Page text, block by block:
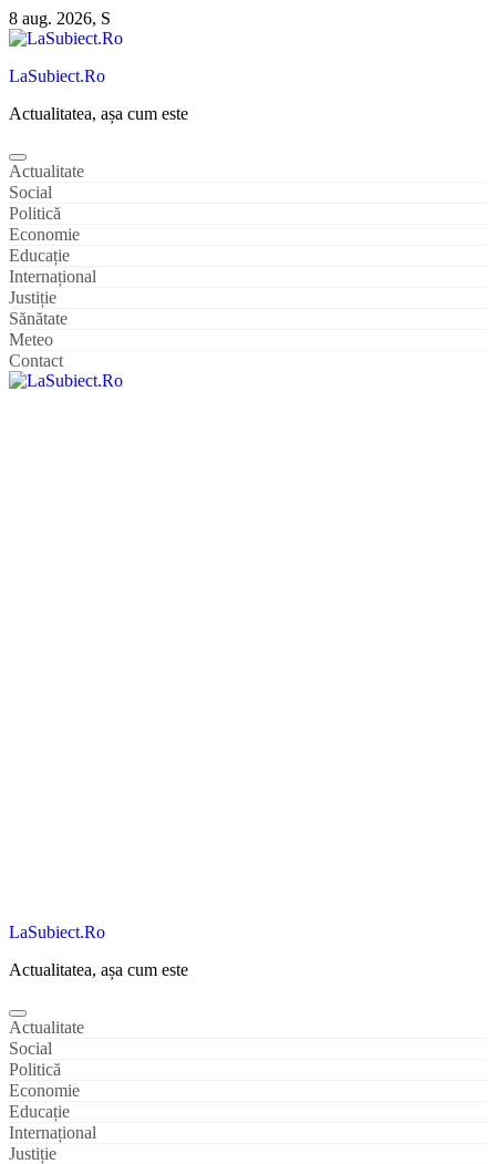
Sari
la
8 aug. 2026, S
LaSubiect.Ro
Actualitatea, așa cum este
Actualitate
Social
Politică
Economie
Educație
Internațional
Justiție
Sănătate
Meteo
Contact
LaSubiect.Ro
Actualitatea, așa cum este
Actualitate
Social
Politică
Economie
Educație
Internațional
Justiție